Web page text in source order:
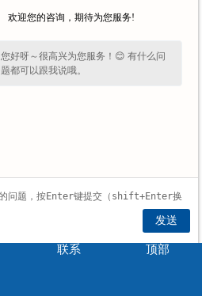
联系 顶部
欢迎您的咨询，期待为您服务!
您好呀～很高兴为您服务！😊 有什么问
题都可以跟我说哦。
发送